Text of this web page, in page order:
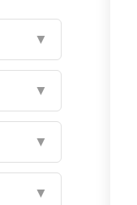
▼
▼
▼
▼